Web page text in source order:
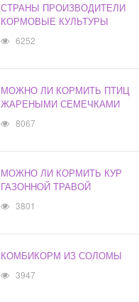
СТРАНЫ ПРОИЗВОДИТЕЛИ
КОРМОВЫЕ КУЛЬТУРЫ
6252
МОЖНО ЛИ КОРМИТЬ ПТИЦ
ЖАРЕНЫМИ СЕМЕЧКАМИ
8067
МОЖНО ЛИ КОРМИТЬ КУР
ГАЗОННОЙ ТРАВОЙ
3801
КОМБИКОРМ ИЗ СОЛОМЫ
3947